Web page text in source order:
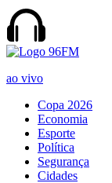
ao vivo
Copa 2026
Economia
Esporte
Política
Segurança
Cidades